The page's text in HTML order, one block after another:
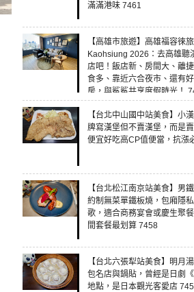
滿滿港味 7461
【高雄市旅遊】高雄福容徠
Kaohsiung 2026：去高雄聽
店吧！飯店新、房間大、離
食多、靠近六合夜市、還有
房，與鯊鯊共享度假時光！
【台北中山國中站美食】小
牌寫漢堡但不賣漢堡，而是
便宜好吃高CP值便當，抗漲
【台北松江南京站美食】男
約制無菜單鐵板燒，包廂隱
歌，適合商務宴會或慶生聚
間套餐最划算 7458
【台北六張犁站美食】明月
包名店與鍋貼，曾經是日劇
地點，是日本觀光客愛店